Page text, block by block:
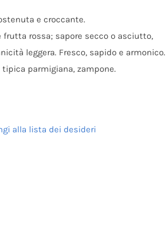
e croccante.
rossa; sapore secco o asciutto,
leggera. Fresco, sapido e armonico.
parmigiana, zampone.
alla lista dei desideri